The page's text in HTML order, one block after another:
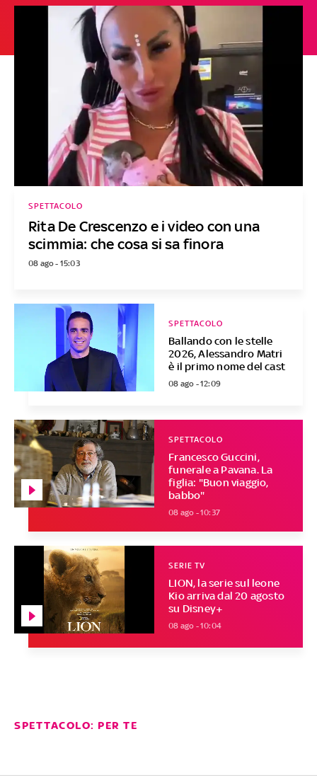
Rita De Crescenzo e i video con una
scimmia: che cosa si sa finora
SPETTACOLO
08 ago - 15:03
Ballando con le stelle
2026, Alessandro Matri
è il primo nome del cast
SPETTACOLO
08 ago - 12:09
Francesco Guccini,
funerale a Pavana. La
figlia: "Buon viaggio,
babbo"
SPETTACOLO
08 ago - 10:37
LION, la serie sul leone
Kio arriva dal 20 agosto
su Disney+
SERIE TV
08 ago - 10:04
SPETTACOLO: PER TE